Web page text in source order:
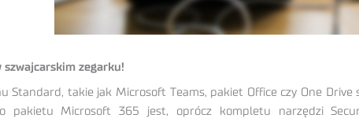
szwajcarskim zegarku!
Standard, takie jak Microsoft Teams, pakiet Office czy One
pakietu Microsoft 365 jest, oprócz kompletu narzędzi